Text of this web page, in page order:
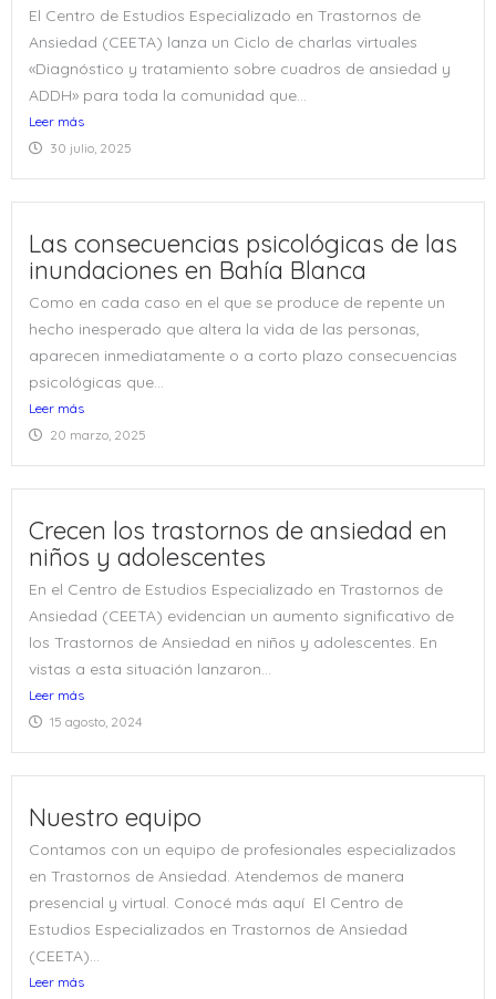
El Centro de Estudios Especializado en Trastornos de
Ansiedad (CEETA) lanza un Ciclo de charlas virtuales
«Diagnóstico y tratamiento sobre cuadros de ansiedad y
ADDH» para toda la comunidad que...
Leer más
30 julio, 2025
Las consecuencias psicológicas de las
inundaciones en Bahía Blanca
Como en cada caso en el que se produce de repente un
hecho inesperado que altera la vida de las personas,
aparecen inmediatamente o a corto plazo consecuencias
psicológicas que...
Leer más
20 marzo, 2025
Crecen los trastornos de ansiedad en
niños y adolescentes
En el Centro de Estudios Especializado en Trastornos de
Ansiedad (CEETA) evidencian un aumento significativo de
los Trastornos de Ansiedad en niños y adolescentes. En
vistas a esta situación lanzaron...
Leer más
15 agosto, 2024
Nuestro equipo
Contamos con un equipo de profesionales especializados
en Trastornos de Ansiedad. Atendemos de manera
presencial y virtual. Conocé más aquí El Centro de
Estudios Especializados en Trastornos de Ansiedad
(CEETA)...
Leer más